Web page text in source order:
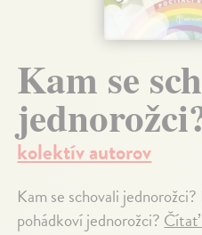
Kam se
kolektív autorov
Kam se schovali
pohádkoví jednorožci?